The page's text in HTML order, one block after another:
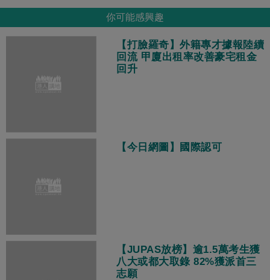
你可能感興趣
【打臉羅奇】外籍專才據報陸續
回流 甲廈出租率改善豪宅租金
回升
【今日網圖】國際認可
【JUPAS放榜】逾1.5萬考生獲
八大或都大取錄 82%獲派首三
志願